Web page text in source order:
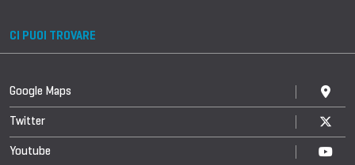
CI PUOI TROVARE
Google Maps
Twitter
Youtube